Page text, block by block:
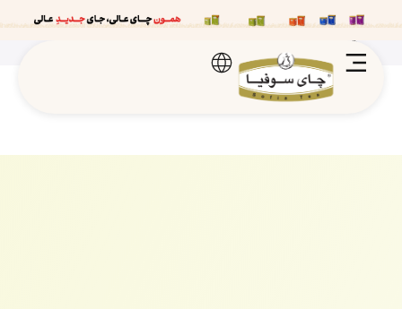
“چای سیاه کیسه ای اسپشیال ۱۰۰۰ عددی (بدون لفاف)” به سبد خرید
شما اضافه شد.